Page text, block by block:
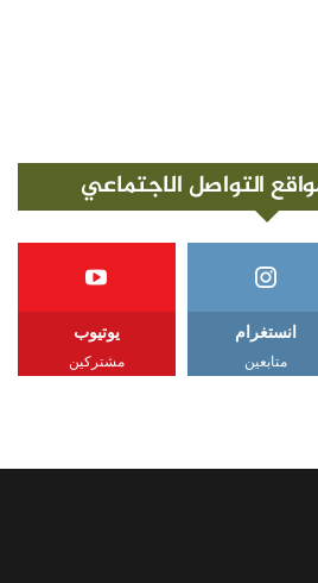
التواصل الاجتماعي
انستغرام
متابعين
يوتيوب
مشتركين